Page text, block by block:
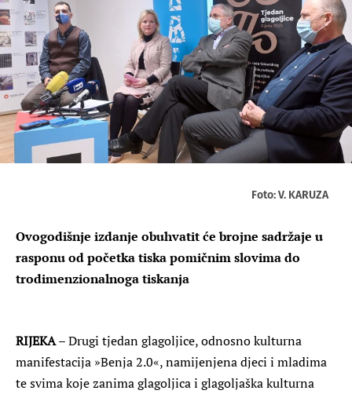
Foto: V. KARUZA
Ovogodišnje izdanje obuhvatit će brojne sadržaje u
rasponu od početka tiska pomičnim slovima do
trodimenzionalnoga tiskanja
RIJEKA– Drugi tjedan glagoljice, odnosno kulturna
manifestacija »Benja 2.0«, namijenjena djeci i mladima
te svima koje zanima glagoljica i glagoljaška kulturna